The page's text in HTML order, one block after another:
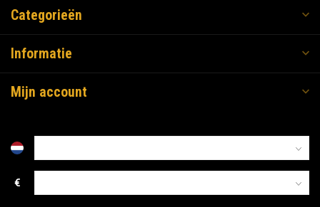
Categorieën
Informatie
Mijn account
€